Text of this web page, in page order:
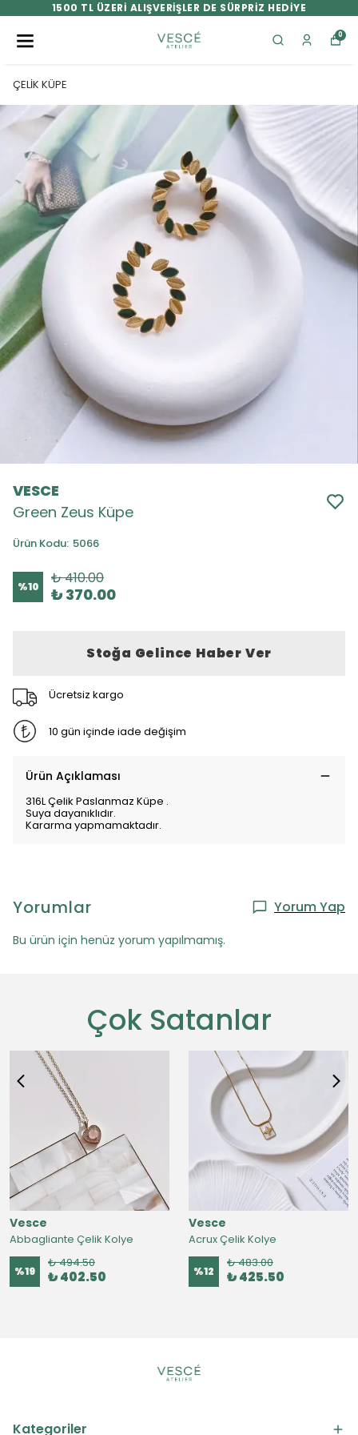
1500 TL ÜZERİ ALIŞVERİŞLER DE SÜRPRİZ HEDİYE
0
ÇELİK KÜPE
VESCE
Green Zeus Küpe
Ürün Kodu: 5066
%10 ₺ 410.00
₺ 370.00
Stoğa Gelince Haber Ver
Ücretsiz kargo
10 gün içinde iade değişim
Ürün Açıklaması
316L Çelik Paslanmaz Küpe .
Suya dayanıklıdır.
Kararma yapmamaktadır.
Yorumlar Yorum Yap
Bu ürün için henüz yorum yapılmamış.
Çok Satanlar
Vesce
Abbagliante Çelik Kolye
%19
₺ 494.50
₺ 402.50
Vesce
Acrux Çelik Kolye
%12
₺ 483.00
₺ 425.50
Kategoriler